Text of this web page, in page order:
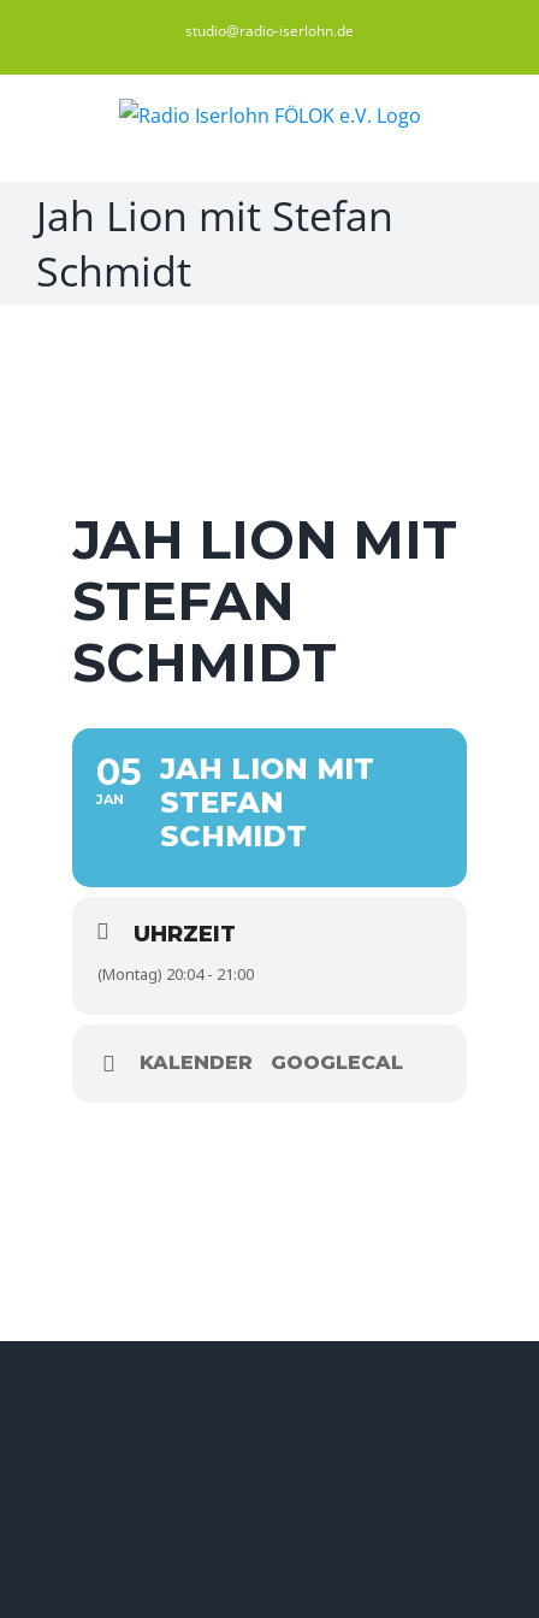
springen
studio@radio-iserlohn.de
Jah Lion mit Stefan
Schmidt
JAH LION MIT
STEFAN
SCHMIDT
05
JAN
JAH LION MIT
STEFAN
SCHMIDT
UHRZEIT
(Montag) 20:04 - 21:00
KALENDER GOOGLECAL